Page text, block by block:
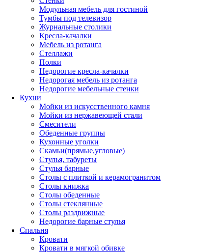
Модульная мебель для гостиной
Тумбы под телевизор
Журнальные столики
Кресла-качалки
Мебель из ротанга
Стеллажи
Полки
Недорогие кресла-качалки
Недорогая мебель из ротанга
Недорогие мебельные стенки
Кухни
Мойки из искусственного камня
Мойки из нержавеющей стали
Смесители
Обеденные группы
Кухонные уголки
Скамьи(прямые,угловые)
Стулья, табуреты
Стулья барные
Столы с плиткой и керамогранитом
Столы книжка
Столы обеденные
Столы стеклянные
Столы раздвижные
Недорогие барные стулья
Спальня
Кровати
Кровати в мягкой обивке